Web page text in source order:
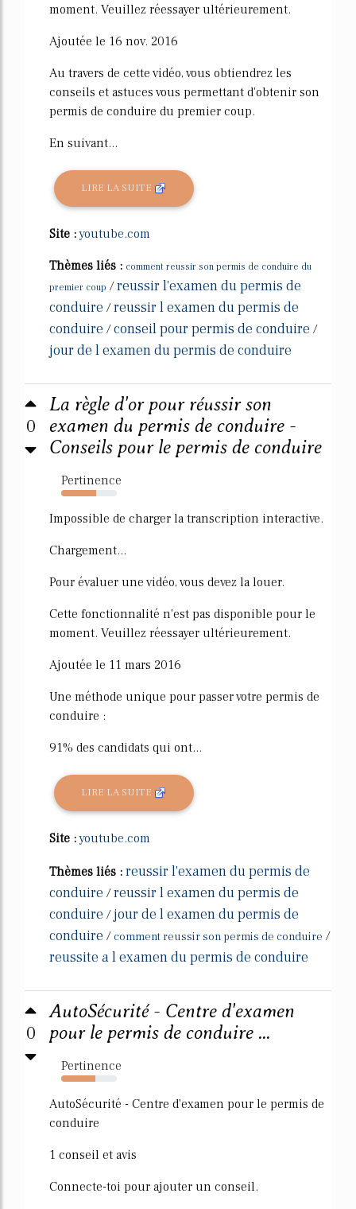
moment. Veuillez réessayer ultérieurement.
Ajoutée le 16 nov. 2016
Au travers de cette vidéo, vous obtiendrez les
conseils et astuces vous permettant d'obtenir son
permis de conduire du premier coup.
En suivant...
LIRE LA SUITE
Site :youtube.com
Thèmes liés : comment reussir son permis de conduire du
premier coup /reussir l'examen du permis de
conduire /reussir l examen du permis de
conduire /conseil pour permis de conduire /
jour de l examen du permis de conduire
0
La règle d'or pour réussir son
examen du permis de conduire -
Conseils pour le permis de conduire
Pertinence
63%
Impossible de charger la transcription interactive.
Chargement...
Pour évaluer une vidéo, vous devez la louer.
Cette fonctionnalité n'est pas disponible pour le
moment. Veuillez réessayer ultérieurement.
Ajoutée le 11 mars 2016
Une méthode unique pour passer votre permis de
conduire :
91% des candidats qui ont...
LIRE LA SUITE
Site :youtube.com
Thèmes liés : reussir l'examen du permis de
conduire /reussir l examen du permis de
conduire /jour de l examen du permis de
conduire / comment reussir son permis de conduire /
reussite a l examen du permis de conduire
0
AutoSécurité - Centre d'examen
pour le permis de conduire ...
Pertinence
62%
AutoSécurité - Centre d'examen pour le permis de
conduire
1 conseil et avis
Connecte-toi pour ajouter un conseil.